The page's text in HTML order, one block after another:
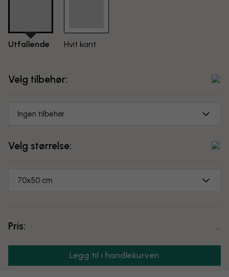
Utfallende Hvit kant
Velg tilbehør:
Ingen tilbehør
Velg størrelse:
70x50 cm
Pris:
Legg til i handlekurven